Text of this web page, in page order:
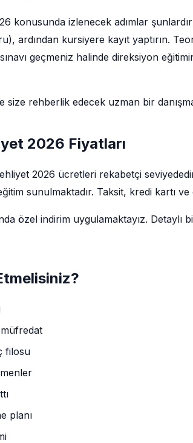
konusunda izlenecek adımlar
ardından kursiyere kayıt yaptırın.
geçmeniz halinde direksiyon
rehberlik edecek uzman bir
2026 Fiyatları
ehliyet 2026 ücretleri rekabetçi
sunulmaktadır. Taksit, kredi kartı
özel indirim uygulamaktayız. Detaylı
müfredat
filosu
planı